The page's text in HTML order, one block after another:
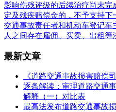
影响伤残评级的后续治疗尚未
定及残疾赔偿金的，不予支持下
交通事故责任者和机动车登记
人之间存在雇佣、买卖、出租
最新文章
《道路交通事故损害赔偿
逐条解读：审理道路交通
解释（一）对比表
最高法发布道路交通事故